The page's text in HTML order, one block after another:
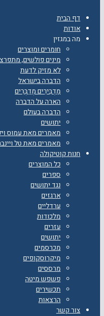
דף הבית
אודות
מה במגזין
חומרים ומוצרים
מינים פולשים,
לא מזיק לדעת
הדברה בישראל
מַדְבִּירִים מְדַבְּרִים
הארה על הדברה
הדברה בעולם
יתושים
מאמרים מאת עמוס
מאמרים מאת טל
חנות קוטיקולה
כל המוצרים
ספרים
נגד יתושים
ארגזים
ערדליים
מלכודות
עזרים
יתושים
מכרסמים
מיקרוסקופים
מרססים
פשפש מיטה
תכשירים
הרצאות
צור קשר